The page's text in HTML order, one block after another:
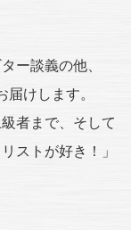
ー談義の他、
けします。
者まで、そして
ストが好き！」